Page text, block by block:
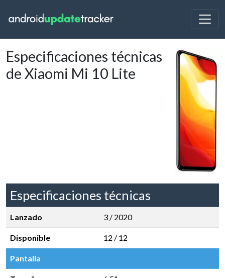
Especificaciones técnicas
de Xiaomi Mi 10 Lite
Especificaciones técnicas
Lanzado 3 / 2020
Disponible 12 / 12
Pantalla